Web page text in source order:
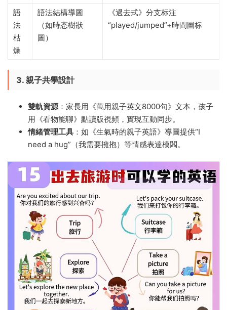
語
法
枯
燥
語法結構導圖
（如時态樹狀
圖）
《過去式》分支标注
“played/jumped”+時間圖标
3. 親子共學設計
雙軌資源​：家長用《萬用親子英文8000句》文本，孩子
用《看物能聊》點讀版視頻，實現互動同步。
情緒管理工具 ​：如《生氣時的親子英語》導圖提供“I
need a hug”（我需要擁抱）等情感表達模闆。